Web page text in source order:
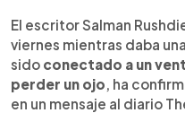
► Escuchar
El escritor Salman
viernes mientras daba
sido conectado a un
perder un ojo , ha
en un mensaje al diario